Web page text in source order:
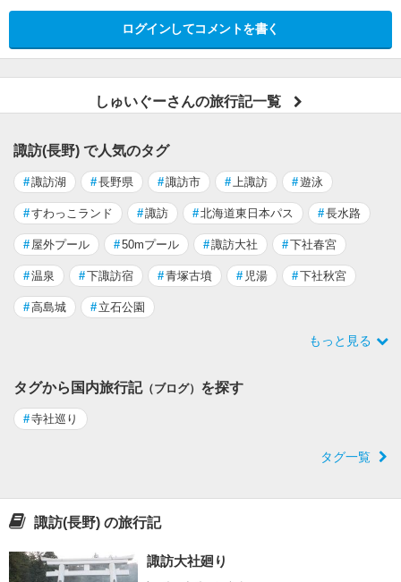
ログインしてコメントを書く
しゅいぐーさんの旅行記一覧
諏訪(長野) で人気のタグ
#諏訪湖 #長野県 #諏訪市 #上諏訪 #遊泳
#すわっこランド #諏訪 #北海道東日本パス #長水路
# 屋外プール #50mプール #諏訪大社 #下社春宮
#温泉 #下諏訪宿 #青塚古墳 # 児湯 #下社秋宮
#高島城 # 立石公園
もっと見る
タグから国内旅行記（ブログ） を探す
#寺社巡り
タグ一覧
諏訪(長野) の旅行記
諏訪大社廻り